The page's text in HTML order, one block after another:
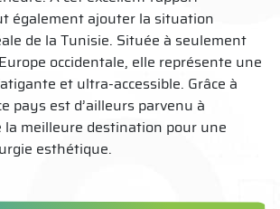
également ajouter la situation
de la Tunisie. Située à seulement
occidentale, elle représente une
et ultra-accessible. Grâce à
pays est d’ailleurs parvenu à
la meilleure destination pour une
esthétique.